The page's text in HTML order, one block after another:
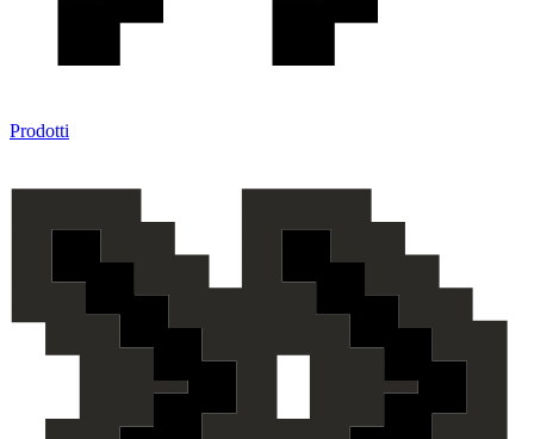
Prodotti